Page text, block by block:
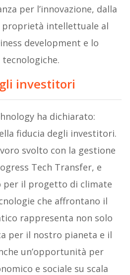
per l’innovazione, dalla
proprietà intellettuale al
development e lo
investitori
ha dichiarato:
fiducia degli investitori.
svolto con la gestione
Tech Transfer, e
per il progetto di climate
che affrontano il
rappresenta non solo
per il nostro pianeta e il
un’opportunità per
e sociale su scala